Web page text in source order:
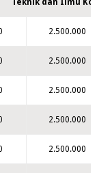
Teknik dan Ilmu
2.500.000
2.500.000
2.500.000
2.500.000
2.500.000